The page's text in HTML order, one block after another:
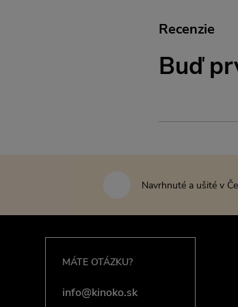
Recenzie
Buď
Navrhnuté a ušité v
MÁTE OTÁZKU?
info@kinoko.sk